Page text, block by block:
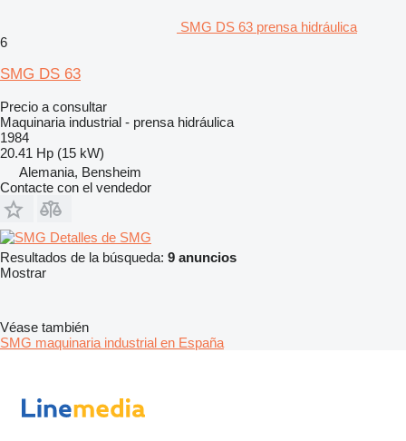
SMG DS 63 prensa hidráulica
6
SMG DS 63
Precio a consultar
Maquinaria industrial - prensa hidráulica
1984
20.41 Hp (15 kW)
Alemania, Bensheim
Contacte con el vendedor
Detalles de SMG
Resultados de la búsqueda: 9 anuncios
Mostrar
Véase también
SMG maquinaria industrial en España